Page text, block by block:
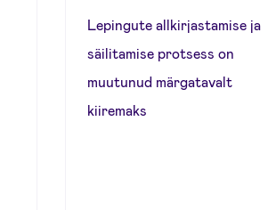
Lepingute allkirjastamise ja
säilitamise protsess on
muutunud märgatavalt
kiiremaks